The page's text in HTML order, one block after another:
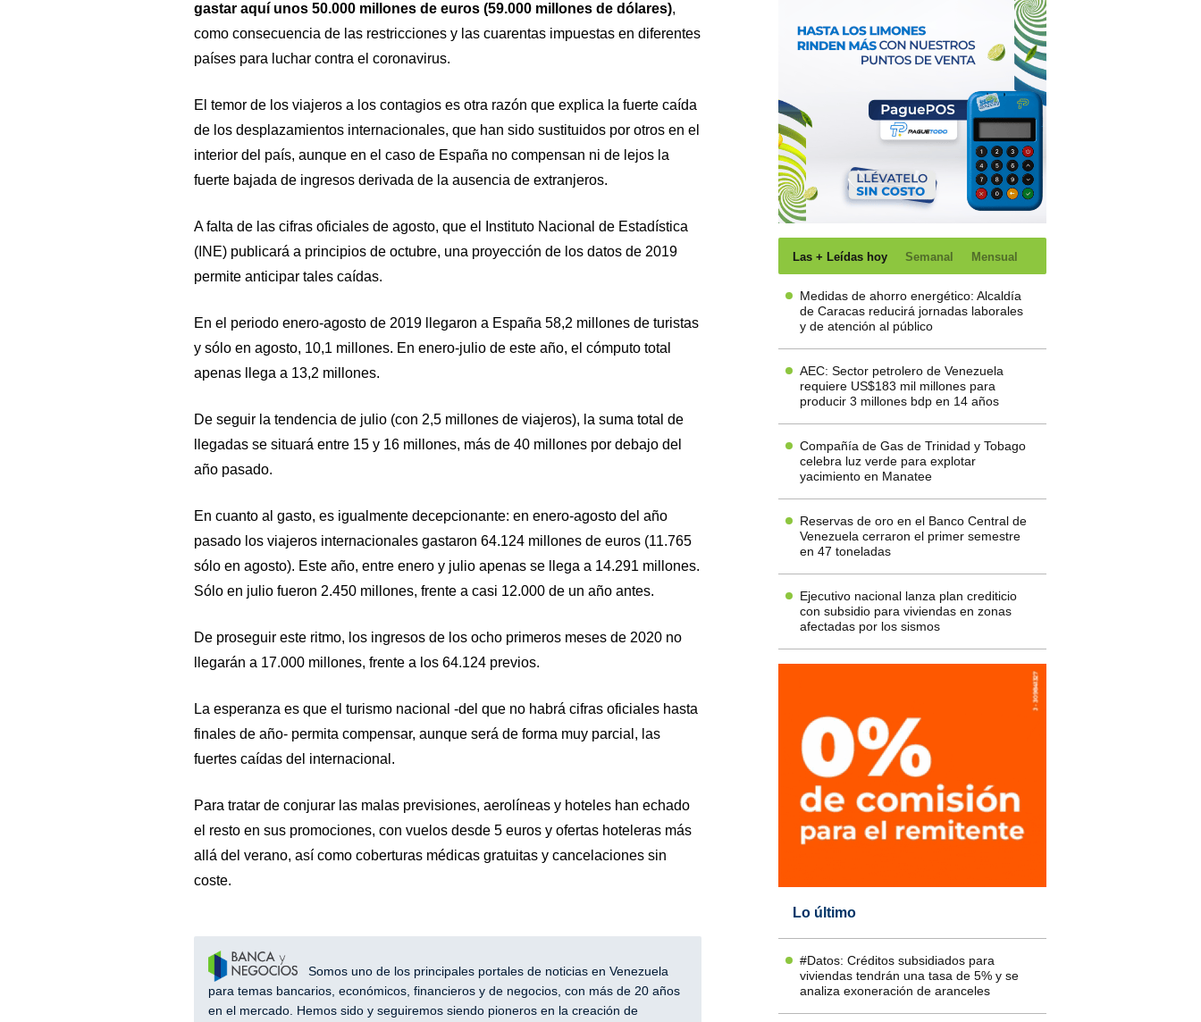
gastar aquí unos 50.000 millones de euros (59.000 millones de dólares),
como consecuencia de las restricciones y las cuarentas impuestas en diferentes
países para luchar contra el coronavirus.
El temor de los viajeros a los contagios es otra razón que explica la fuerte caída
de los desplazamientos internacionales, que han sido sustituidos por otros en el
interior del país, aunque en el caso de España no compensan ni de lejos la
fuerte bajada de ingresos derivada de la ausencia de extranjeros.
A falta de las cifras oficiales de agosto, que el Instituto Nacional de Estadística
(INE) publicará a principios de octubre, una proyección de los datos de 2019
permite anticipar tales caídas.
En el periodo enero-agosto de 2019 llegaron a España 58,2 millones de turistas
y sólo en agosto, 10,1 millones. En enero-julio de este año, el cómputo total
apenas llega a 13,2 millones.
De seguir la tendencia de julio (con 2,5 millones de viajeros), la suma total de
llegadas se situará entre 15 y 16 millones, más de 40 millones por debajo del
año pasado.
En cuanto al gasto, es igualmente decepcionante: en enero-agosto del año
pasado los viajeros internacionales gastaron 64.124 millones de euros (11.765
sólo en agosto). Este año, entre enero y julio apenas se llega a 14.291 millones.
Sólo en julio fueron 2.450 millones, frente a casi 12.000 de un año antes.
De proseguir este ritmo, los ingresos de los ocho primeros meses de 2020 no
llegarán a 17.000 millones, frente a los 64.124 previos.
La esperanza es que el turismo nacional -del que no habrá cifras oficiales hasta
finales de año- permita compensar, aunque será de forma muy parcial, las
fuertes caídas del internacional.
Para tratar de conjurar las malas previsiones, aerolíneas y hoteles han echado
el resto en sus promociones, con vuelos desde 5 euros y ofertas hoteleras más
allá del verano, así como coberturas médicas gratuitas y cancelaciones sin
coste.
Somos uno de los principales portales de noticias en Venezuela
para temas bancarios, económicos, financieros y de negocios, con más de 20 años
en el mercado. Hemos sido y seguiremos siendo pioneros en la creación de
Las + Leídas hoy Semanal Mensual
Medidas de ahorro energético: Alcaldía
de Caracas reducirá jornadas laborales
y de atención al público
AEC: Sector petrolero de Venezuela
requiere US$183 mil millones para
producir 3 millones bdp en 14 años
Compañía de Gas de Trinidad y Tobago
celebra luz verde para explotar
yacimiento en Manatee
Reservas de oro en el Banco Central de
Venezuela cerraron el primer semestre
en 47 toneladas
Ejecutivo nacional lanza plan crediticio
con subsidio para viviendas en zonas
afectadas por los sismos
Lo último
#Datos: Créditos subsidiados para
viviendas tendrán una tasa de 5% y se
analiza exoneración de aranceles